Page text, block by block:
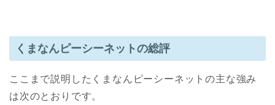
くまなんピーシーネットの総評
ここまで説明したくまなんピーシーネットの主な強み
は次のとおりです。